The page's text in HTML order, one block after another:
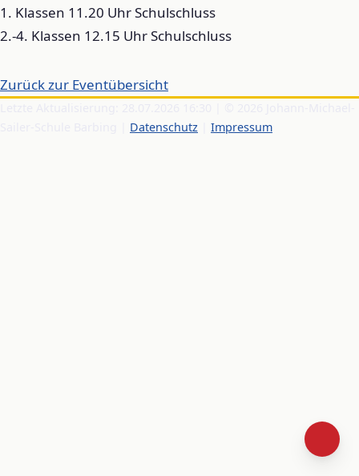
1. Klassen 11.20 Uhr Schulschluss
2.-4. Klassen 12.15 Uhr Schulschluss
Zurück zur Eventübersicht
Datenschutz Impressum